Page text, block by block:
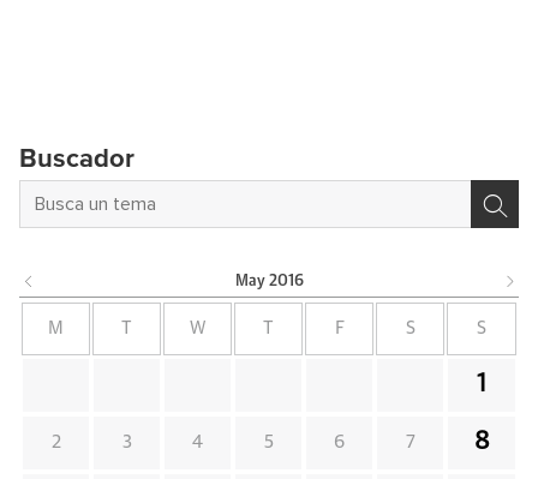
Buscador
May 2016
M W F S S
1
2 3 4 5 6 7 8